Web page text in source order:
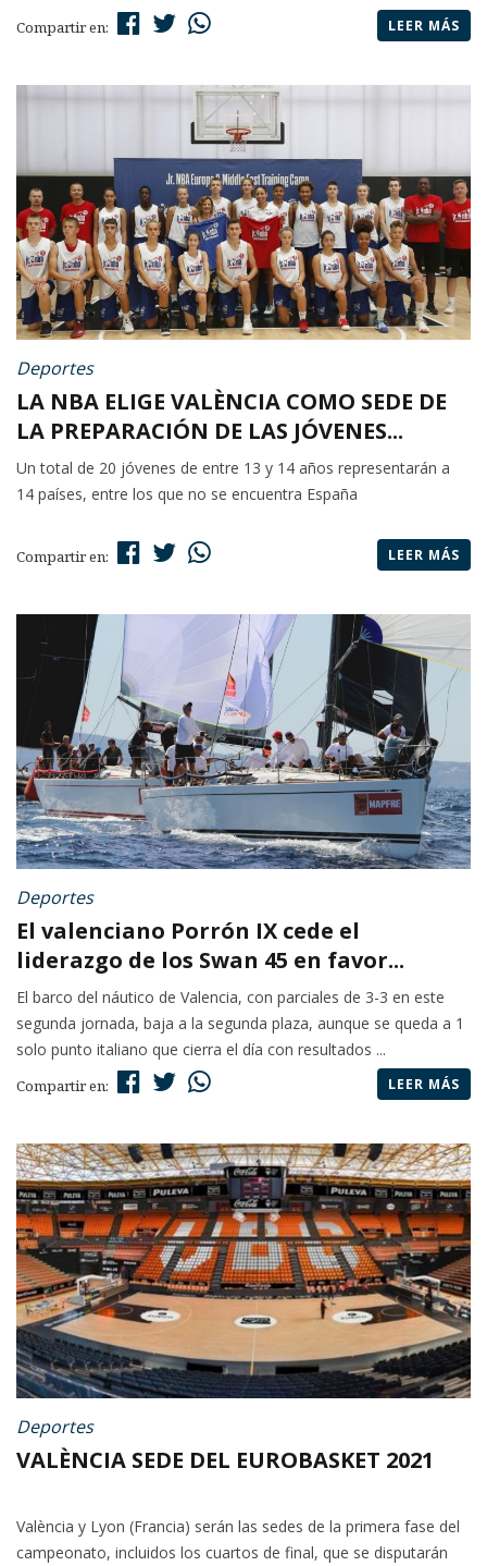
Compartir en: LEER MÁS
Deportes
LA NBA ELIGE VALÈNCIA COMO SEDE DE
LA PREPARACIÓN DE LAS JÓVENES...
Un total de 20 jóvenes de entre 13 y 14 años representarán a
14 países, entre los que no se encuentra España
Compartir en: LEER MÁS
Deportes
El valenciano Porrón IX cede el
liderazgo de los Swan 45 en favor...
El barco del náutico de Valencia, con parciales de 3-3 en este
segunda jornada, baja a la segunda plaza, aunque se queda a 1
solo punto italiano que cierra el día con resultados ...
Compartir en: LEER MÁS
Deportes
VALÈNCIA SEDE DEL EUROBASKET 2021
València y Lyon (Francia) serán las sedes de la primera fase del
campeonato, incluidos los cuartos de final, que se disputarán